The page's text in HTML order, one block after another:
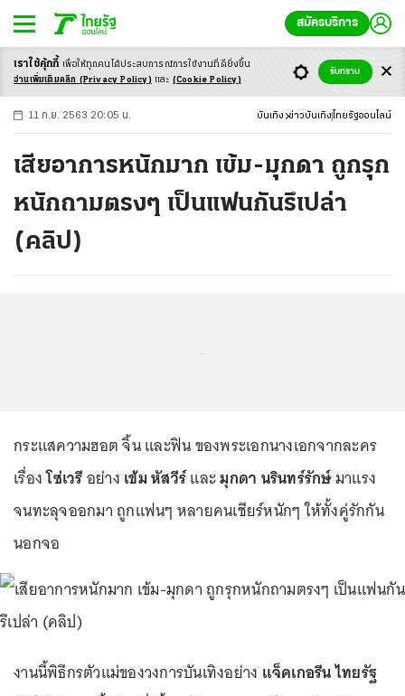
สมัครบริการ
-ก ก ก+
11 ก.ย. 2563 20:05 น. บันเทิง ข่าวบันเทิง ไทยรัฐออนไลน์
เสียอาการหนักมาก เข้ม-มุกดา ถูกรุก
หนักถามตรงๆ เป็นแฟนกันรึเปล่า
(คลิป)
กระแสความฮอต จิ้น และฟิน ของพระเอกนางเอกจากละคร
เรื่องโซ่เวรีอย่าง เข้ม หัสวีร์และมุกดา นรินทร์รักษ์มาแรง
จนทะลุจออกมา ถูกแฟนๆ หลายคนเชียร์หนักๆ ให้ทั้งคู่รักกัน
นอกจอ
งานนี้พิธีกรตัวแม่ของวงการบันเทิงอย่าง แจ็คเกอรีน ไทยรัฐ
เราใช้คุ้กกี้ เพื่อให้ทุกคนได้ประสบการณ์การใช้งานที่ดียิ่งขึ้น
อ่านเพิ่มเติมคลิก (Privacy Policy) และ (Cookie Policy)
รับทราบ